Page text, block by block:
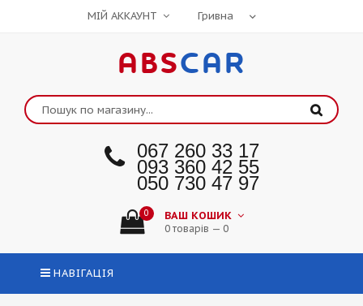
МІЙ АККАУНТ
ABSCAR
067 260 33 17
093 360 42 55
050 730 47 97
0 ВАШ КОШИК
0 товарів — 0
НАВІГАЦІЯ